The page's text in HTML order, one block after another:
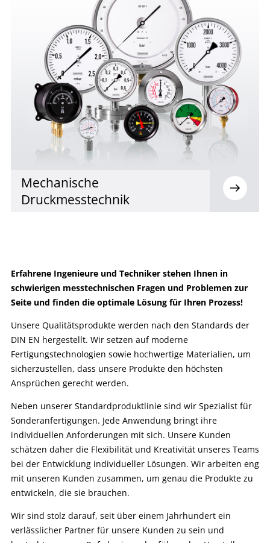
Mechanische
Druckmesstechnik
Erfahrene Ingenieure und Techniker stehen Ihnen in
schwierigen messtechnischen Fragen und Problemen zur
Seite und finden die optimale Lösung für Ihren Prozess!
Unsere Qualitätsprodukte werden nach den Standards der
DIN EN hergestellt. Wir setzen auf moderne
Fertigungstechnologien sowie hochwertige Materialien, um
sicherzustellen, dass unsere Produkte den höchsten
Ansprüchen gerecht werden.
Neben unserer Standardproduktlinie sind wir Spezialist für
Sonderanfertigungen. Jede Anwendung bringt ihre
individuellen Anforderungen mit sich. Unsere Kunden
schätzen daher die Flexibilität und Kreativität unseres Teams
bei der Entwicklung individueller Lösungen. Wir arbeiten eng
mit unseren Kunden zusammen, um genau die Produkte zu
entwickeln, die sie brauchen.
Wir sind stolz darauf, seit über einem Jahrhundert ein
verlässlicher Partner für unsere Kunden zu sein und